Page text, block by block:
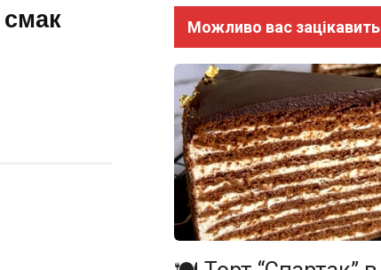
Можливо вас зацікавить